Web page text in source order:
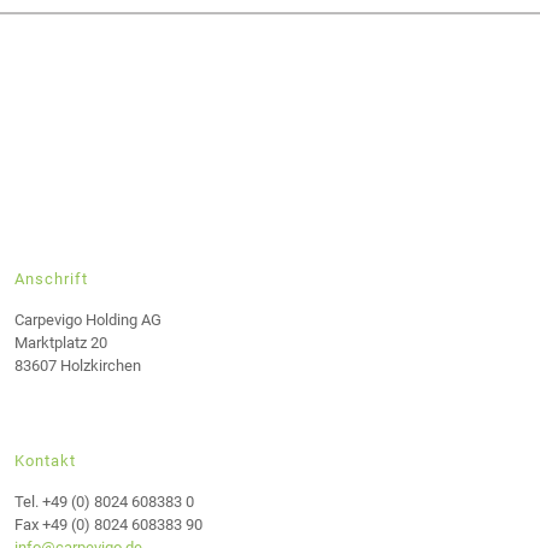
Anschrift
Carpevigo Holding AG
Marktplatz 20
83607 Holzkirchen
Kontakt
Tel. +49 (0) 8024 608383 0
Fax +49 (0) 8024 608383 90